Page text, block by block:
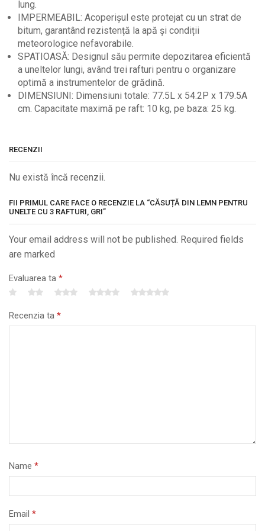
lung.
IMPERMEABIL: Acoperișul este protejat cu un strat de
bitum, garantând rezistență la apă și condiții
meteorologice nefavorabile.
SPATIOASĂ: Designul său permite depozitarea eficientă
a uneltelor lungi, având trei rafturi pentru o organizare
optimă a instrumentelor de grădină.
DIMENSIUNI: Dimensiuni totale: 77.5L x 54.2P x 179.5A
cm. Capacitate maximă pe raft: 10 kg, pe baza: 25 kg.
RECENZII
Nu există încă recenzii.
FII PRIMUL CARE FACE O RECENZIE LA “CĂSUȚĂ DIN LEMN PENTRU
UNELTE CU 3 RAFTURI, GRI”
Your email address will not be published. Required fields
are marked
Evaluarea ta *
Recenzia ta *
Name *
Email *